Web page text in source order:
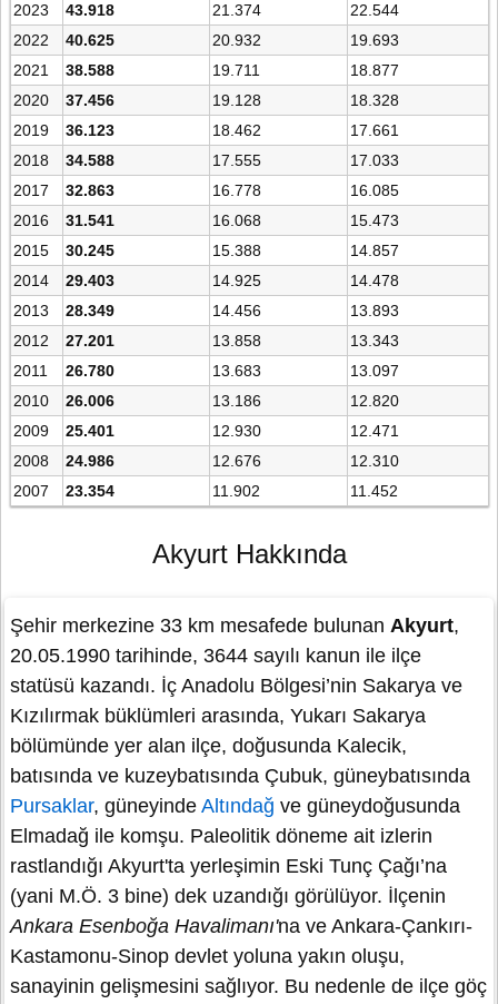
2023
43.918 21.374
22.544
2022
40.625 20.932
19.693
2021
38.588 19.711
18.877
2020
37.456 19.128
18.328
2019
36.123 18.462
17.661
2018
34.588 17.555
17.033
2017
32.863 16.778
16.085
2016
31.541 16.068
15.473
2015
30.245 15.388
14.857
2014
29.403 14.925
14.478
2013
28.349 14.456
13.893
2012
27.201 13.858
13.343
2011
26.780 13.683
13.097
2010
26.006 13.186
12.820
2009
25.401 12.930
12.471
2008
24.986 12.676
12.310
2007
23.354 11.902 11.452
Akyurt Hakkında
Şehir merkezine 33 km mesafede bulunan Akyurt,
20.05.1990 tarihinde, 3644 sayılı kanun ile ilçe
statüsü kazandı. İç Anadolu Bölgesi’nin Sakarya ve
Kızılırmak büklümleri arasında, Yukarı Sakarya
bölümünde yer alan ilçe, doğusunda Kalecik,
batısında ve kuzeybatısında Çubuk, güneybatısında
Pursaklar, güneyinde Altındağ ve güneydoğusunda
Elmadağ ile komşu. Paleolitik döneme ait izlerin
rastlandığı Akyurt'ta yerleşimin Eski Tunç Çağı’na
(yani M.Ö. 3 bine) dek uzandığı görülüyor. İlçenin
Ankara Esenboğa Havalimanı'na ve Ankara-Çankırı-
Kastamonu-Sinop devlet yoluna yakın oluşu,
sanayinin gelişmesini sağlıyor. Bu nedenle de ilçe göç